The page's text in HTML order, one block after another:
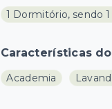
1 Dormitório, sendo
Características do
Academia